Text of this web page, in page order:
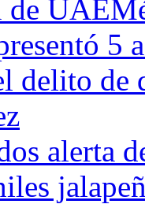
5
delito de
alerta